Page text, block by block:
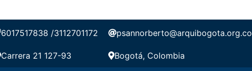
6017517838 /3112701172 psannorberto@arquibogota.org.co
Carrera 21 127-93 Bogotá, Colombia